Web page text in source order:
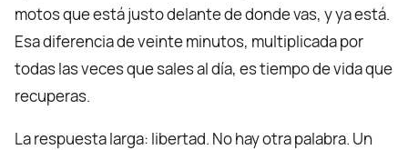
motos que está justo delante de donde vas, y ya está.
Esa diferencia de veinte minutos, multiplicada por
todas las veces que sales al día, es tiempo de vida que
recuperas.
La respuesta larga: libertad. No hay otra palabra. Un